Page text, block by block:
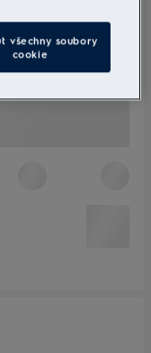
všechny soubory
cookie